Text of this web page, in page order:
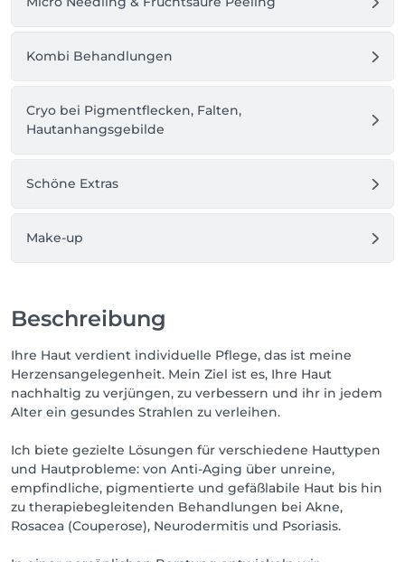
Kombi Behandlungen
Cryo bei Pigmentflecken, Falten,
Hautanhangsgebilde
Schöne Extras
Make-up
Beschreibung
Ihre Haut verdient individuelle Pflege, das ist meine
Herzensangelegenheit. Mein Ziel ist es, Ihre Haut
nachhaltig zu verjüngen, zu verbessern und ihr in jedem
Alter ein gesundes Strahlen zu verleihen.
Ich biete gezielte Lösungen für verschiedene Hauttypen
und Hautprobleme: von Anti-Aging über unreine,
empfindliche, pigmentierte und gefäßlabile Haut bis hin
zu therapiebegleitenden Behandlungen bei Akne,
Rosacea (Couperose), Neurodermitis und Psoriasis.